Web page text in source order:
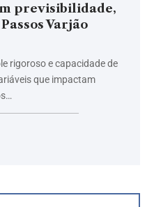
previsibilidade,
Varjão
rigoroso e capacidade de
que impactam